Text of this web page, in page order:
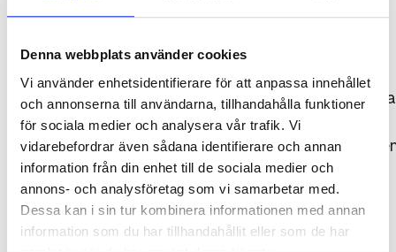
Denna webbplats använder cookies
Vi använder enhetsidentifierare för att anpassa innehållet
och annonserna till användarna, tillhandahålla funktioner
för sociala medier och analysera vår trafik. Vi
vidarebefordrar även sådana identifierare och annan
information från din enhet till de sociala medier och
annons- och analysföretag som vi samarbetar med.
Dessa kan i sin tur kombinera informationen med annan
information som du har tillhandahållit eller som de har
Bildrättigheterna
tillhör
respektive
fotograf.
Källan ska
uppges,